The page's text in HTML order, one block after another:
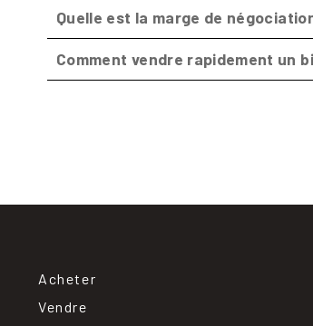
Quelle est la marge de
Comment vendre rapidement un
Acheter
Vendre